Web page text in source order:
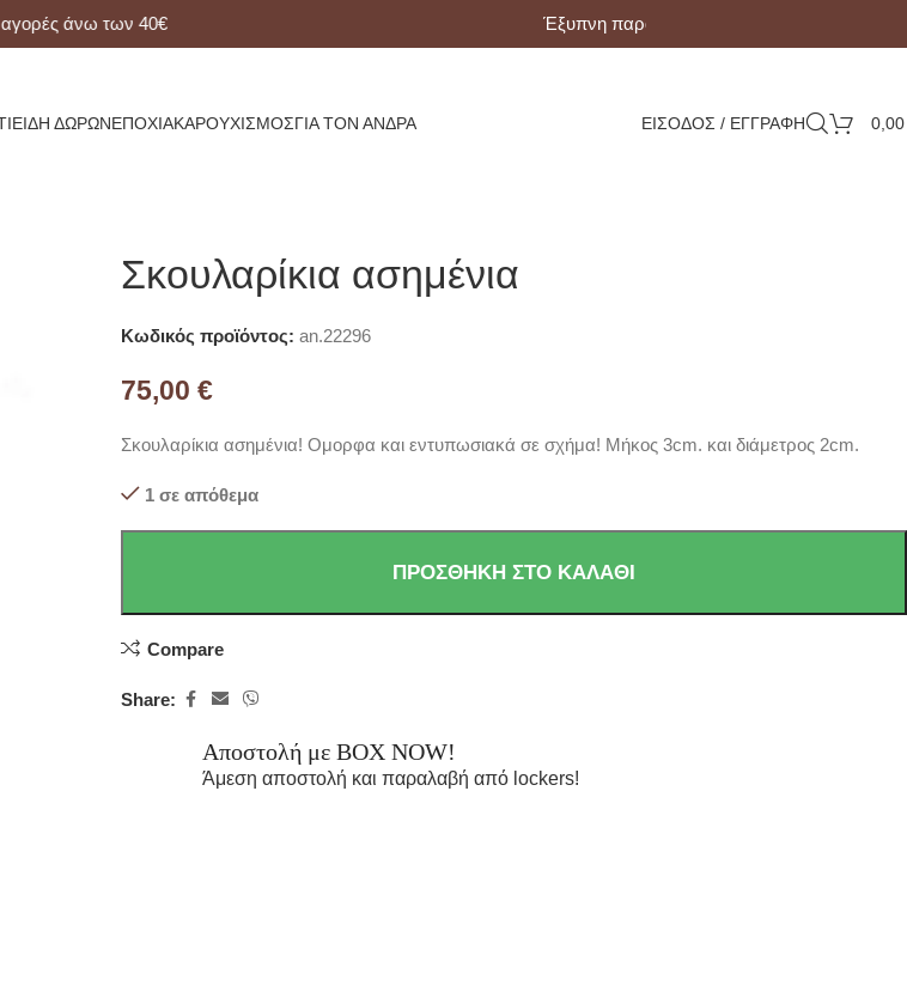
άνω των 40€ Έξυπνη παραλαβή με Box Now!
ΕΊΔΗ ΔΏΡΩΝΕΠΟΧΙΑΚΆΡΟΥΧΙΣΜΌΣΓΙΑ ΤΟΝ ΆΝΔΡΑ ΕΙΣΟΔΟΣ / ΕΓΓΡΑΦΗ
Σκουλαρίκια ασημένια
Κωδικός προϊόντος: an.22296
75,00 €
Σκουλαρίκια ασημένια! Ομορφα και εντυπωσιακά σε σχήμα! Μήκος 3cm. και διάμετρος 2cm.
1 σε απόθεμα
ΠΡΟΣΘΉΚΗ ΣΤΟ ΚΑΛΆΘΙ
Compare
Share:
Αποστολή με BOX NOW!
Άμεση αποστολή και παραλαβή από lockers!